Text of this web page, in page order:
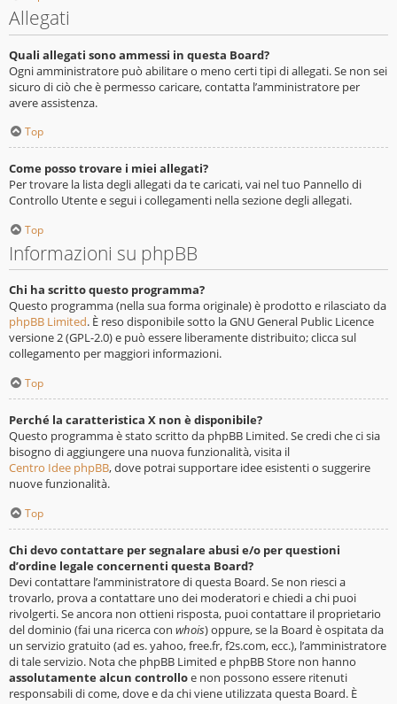
Allegati
Quali allegati sono ammessi in questa Board?
Ogni amministratore può abilitare o meno certi tipi di allegati. Se non sei
sicuro di ciò che è permesso caricare, contatta l’amministratore per
avere assistenza.
Top
Come posso trovare i miei allegati?
Per trovare la lista degli allegati da te caricati, vai nel tuo Pannello di
Controllo Utente e segui i collegamenti nella sezione degli allegati.
Top
Informazioni su phpBB
Chi ha scritto questo programma?
Questo programma (nella sua forma originale) è prodotto e rilasciato da
phpBB Limited. È reso disponibile sotto la GNU General Public Licence
versione 2 (GPL-2.0) e può essere liberamente distribuito; clicca sul
collegamento per maggiori informazioni.
Top
Perché la caratteristica X non è disponibile?
Questo programma è stato scritto da phpBB Limited. Se credi che ci sia
bisogno di aggiungere una nuova funzionalità, visita il
Centro Idee phpBB, dove potrai supportare idee esistenti o suggerire
nuove funzionalità.
Top
Chi devo contattare per segnalare abusi e/o per questioni
d’ordine legale concernenti questa Board?
Devi contattare l’amministratore di questa Board. Se non riesci a
trovarlo, prova a contattare uno dei moderatori e chiedi a chi puoi
rivolgerti. Se ancora non ottieni risposta, puoi contattare il proprietario
del dominio (fai una ricerca con whois) oppure, se la Board è ospitata da
un servizio gratuito (ad es. yahoo, free.fr, f2s.com, ecc.), l’amministratore
di tale servizio. Nota che phpBB Limited e phpBB Store non hanno
assolutamente alcun controlloe non possono essere ritenuti
responsabili di come, dove e da chi viene utilizzata questa Board. È